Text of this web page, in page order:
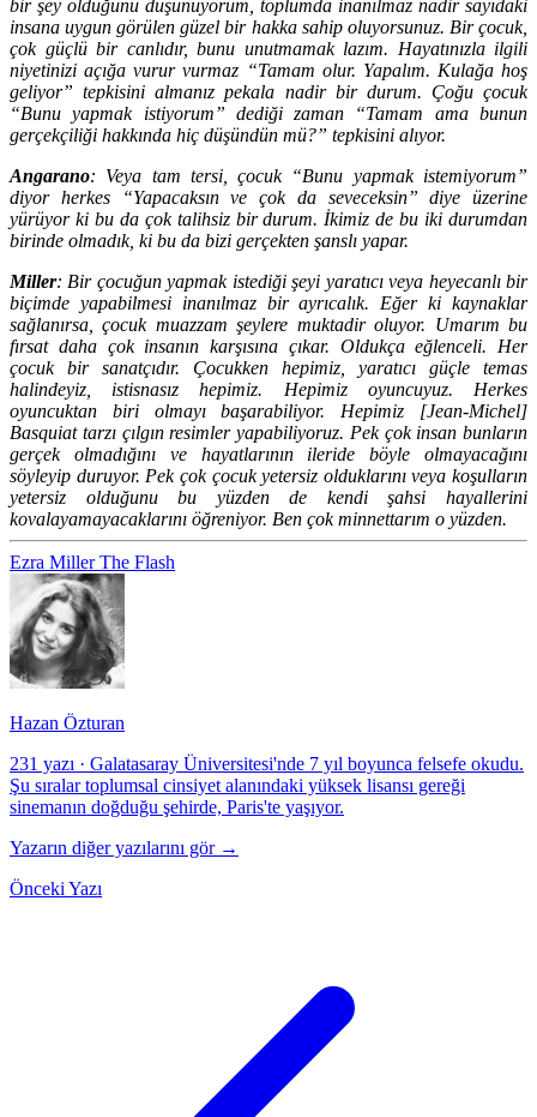
bir şey olduğunu düşünüyorum, toplumda inanılmaz nadir sayıdaki
insana uygun görülen güzel bir hakka sahip oluyorsunuz. Bir çocuk,
çok güçlü bir canlıdır, bunu unutmamak lazım. Hayatınızla ilgili
niyetinizi açığa vurur vurmaz “Tamam olur. Yapalım. Kulağa hoş
geliyor” tepkisini almanız pekala nadir bir durum. Çoğu çocuk
“Bunu yapmak istiyorum” dediği zaman “Tamam ama bunun
gerçekçiliği hakkında hiç düşündün mü?” tepkisini alıyor.
Angarano: Veya tam tersi, çocuk “Bunu yapmak istemiyorum”
diyor herkes “Yapacaksın ve çok da seveceksin” diye üzerine
yürüyor ki bu da çok talihsiz bir durum. İkimiz de bu iki durumdan
birinde olmadık, ki bu da bizi gerçekten şanslı yapar.
Miller: Bir çocuğun yapmak istediği şeyi yaratıcı veya heyecanlı bir
biçimde yapabilmesi inanılmaz bir ayrıcalık. Eğer ki kaynaklar
sağlanırsa, çocuk muazzam şeylere muktadir oluyor. Umarım bu
fırsat daha çok insanın karşısına çıkar. Oldukça eğlenceli. Her
çocuk bir sanatçıdır. Çocukken hepimiz, yaratıcı güçle temas
halindeyiz, istisnasız hepimiz. Hepimiz oyuncuyuz. Herkes
oyuncuktan biri olmayı başarabiliyor. Hepimiz [Jean-Michel]
Basquiat tarzı çılgın resimler yapabiliyoruz. Pek çok insan bunların
gerçek olmadığını ve hayatlarının ileride böyle olmayacağını
söyleyip duruyor. Pek çok çocuk yetersiz olduklarını veya koşulların
yetersiz olduğunu bu yüzden de kendi şahsi hayallerini
kovalayamayacaklarını öğreniyor. Ben çok minnettarım o yüzden.
Ezra MillerThe Flash
Hazan Özturan
231 yazı · Galatasaray Üniversitesi'nde 7 yıl boyunca felsefe okudu.
Şu sıralar toplumsal cinsiyet alanındaki yüksek lisansı gereği
sinemanın doğduğu şehirde, Paris'te yaşıyor.
Yazarın diğer yazılarını gör →
Önceki Yazı